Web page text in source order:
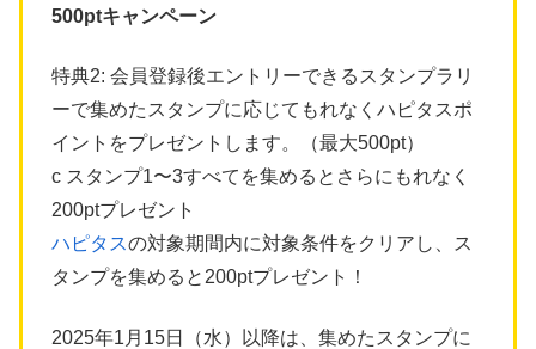
500ptキャンペーン
特典2: 会員登録後エントリーできるスタンプラリ
ーで集めたスタンプに応じてもれなくハピタスポ
イントをプレゼントします。（最大500pt）
c スタンプ1〜3すべてを集めるとさらにもれなく
200ptプレゼント
ハピタスの対象期間内に対象条件をクリアし、ス
タンプを集めると200ptプレゼント！
2025年1月15日（水）以降は、集めたスタンプに